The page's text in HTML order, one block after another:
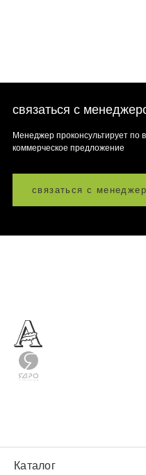
связаться с
Менеджер проконсультирует по
коммерческое предложение
связаться с
Каталог